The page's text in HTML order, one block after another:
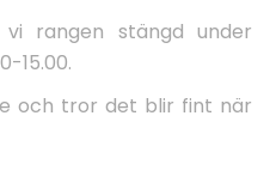
rangen stängd under
15.00.
och tror det blir fint när